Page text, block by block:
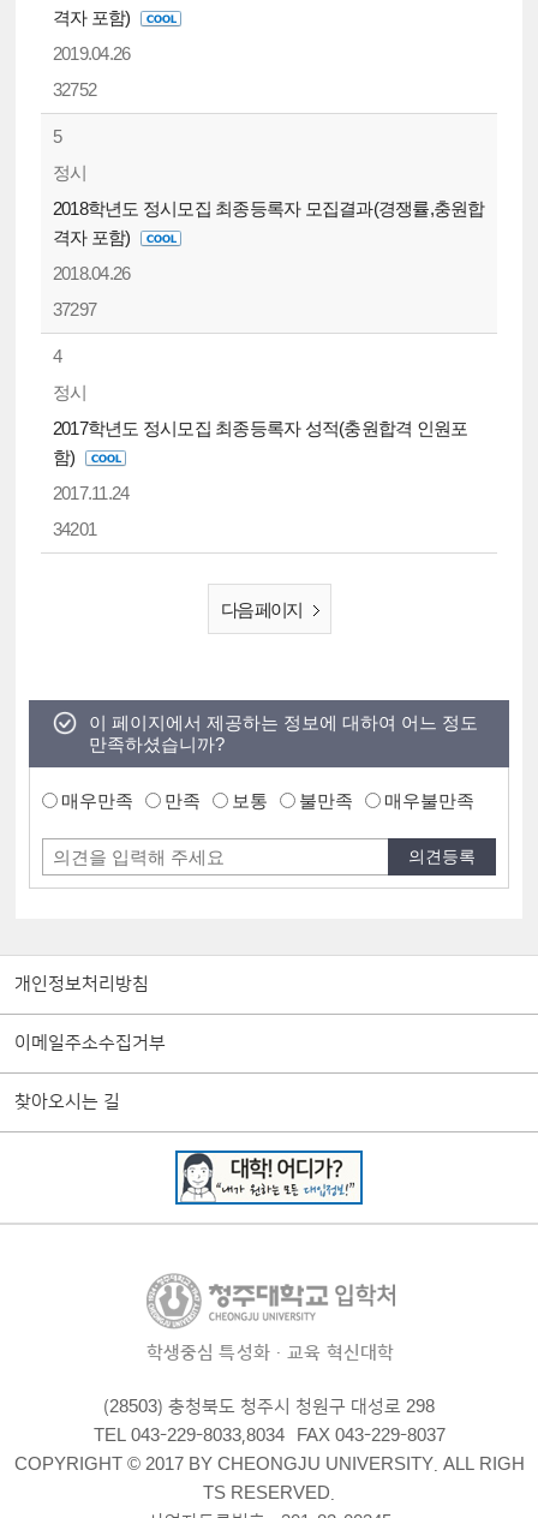
격자 포함)
2019.04.26
32752
5
정시
2018학년도 정시모집 최종등록자 모집결과(경쟁률,충원합
격자 포함)
2018.04.26
37297
4
정시
2017학년도 정시모집 최종등록자 성적(충원합격 인원포
함)
2017.11.24
34201
다음 페이지
이 페이지에서 제공하는 정보에 대하여 어느 정도
만족하셨습니까?
매우만족 만족 보통 불만족 매우불만족
개인정보처리방침
이메일주소수집거부
찾아오시는 길
학생중심 특성화·교육 혁신대학
(28503) 충청북도 청주시 청원구 대성로 298
TEL 043-229-8033,8034
FAX 043-229-8037
COPYRIGHT © 2017 BY CHEONGJU UNIVERSITY. ALL RIGH
TS RESERVED.